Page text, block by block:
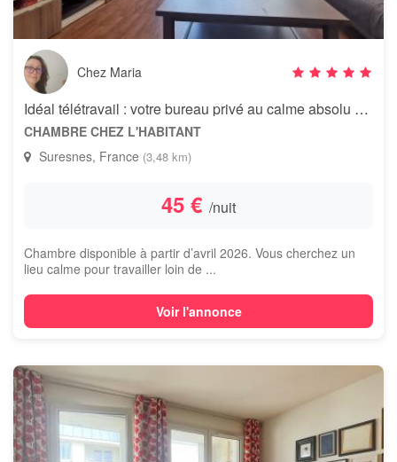
Chez Maria
Idéal télétravail : votre bureau privé au calme absolu – Suresnes
CHAMBRE CHEZ L'HABITANT
Suresnes, France (3,48 km)
45 € /nuit
Chambre disponible à partir d’avril 2026. Vous cherchez un
lieu calme pour travailler loin de ...
Voir l'annonce